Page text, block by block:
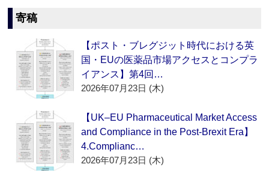
寄稿
【ポスト・ブレグジット時代における英
国・EUの医薬品市場アクセスとコンプラ
イアンス】第4回…
2026年07月23日 (木)
【UK–EU Pharmaceutical Market Access
and Compliance in the Post-Brexit Era】
4.Complianc…
2026年07月23日 (木)